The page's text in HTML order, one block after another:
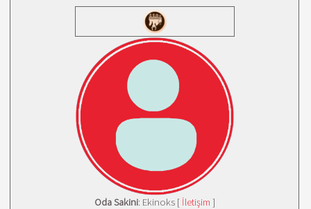
Oda Sakini: Ekinoks [ İletişim ]